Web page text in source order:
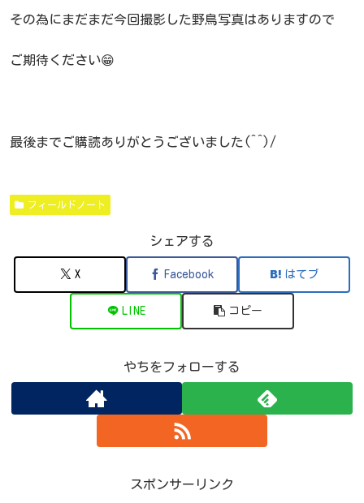
その為にまだまだ今回撮影した野鳥写真はありますので
ご期待ください😁
最後までご購読ありがとうございました(^^)/
フィールドノート
シェアする
X Facebook はてブ
LINE コピー
やちをフォローする
スポンサーリンク